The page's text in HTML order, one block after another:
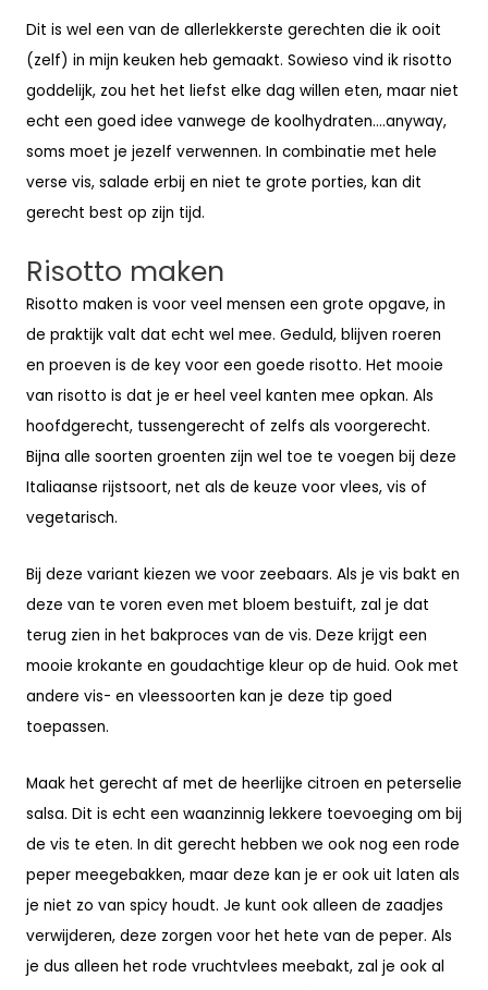
Dit is wel een van de allerlekkerste gerechten die ik ooit
(zelf) in mijn keuken heb gemaakt. Sowieso vind ik risotto
goddelijk, zou het het liefst elke dag willen eten, maar niet
echt een goed idee vanwege de koolhydraten….anyway,
soms moet je jezelf verwennen. In combinatie met hele
verse vis, salade erbij en niet te grote porties, kan dit
gerecht best op zijn tijd.
Risotto maken
Risotto maken is voor veel mensen een grote opgave, in
de praktijk valt dat echt wel mee. Geduld, blijven roeren
en proeven is de key voor een goede risotto. Het mooie
van risotto is dat je er heel veel kanten mee opkan. Als
hoofdgerecht, tussengerecht of zelfs als voorgerecht.
Bijna alle soorten groenten zijn wel toe te voegen bij deze
Italiaanse rijstsoort, net als de keuze voor vlees, vis of
vegetarisch.
Bij deze variant kiezen we voor zeebaars. Als je vis bakt en
deze van te voren even met bloem bestuift, zal je dat
terug zien in het bakproces van de vis. Deze krijgt een
mooie krokante en goudachtige kleur op de huid. Ook met
andere vis- en vleessoorten kan je deze tip goed
toepassen.
Maak het gerecht af met de heerlijke citroen en peterselie
salsa. Dit is echt een waanzinnig lekkere toevoeging om bij
de vis te eten. In dit gerecht hebben we ook nog een rode
peper meegebakken, maar deze kan je er ook uit laten als
je niet zo van spicy houdt. Je kunt ook alleen de zaadjes
verwijderen, deze zorgen voor het hete van de peper. Als
je dus alleen het rode vruchtvlees meebakt, zal je ook al